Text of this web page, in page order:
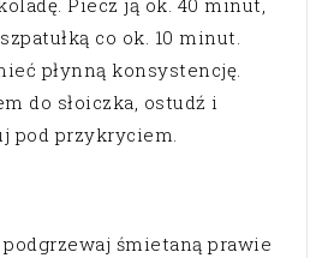
Piecz ją ok. 40 minut,
co ok. 10 minut.
płynną konsystencję.
do słoiczka, ostudź i
pod przykryciem.
śmietaną prawie